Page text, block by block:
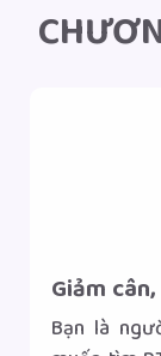
Giảm
Bạn là